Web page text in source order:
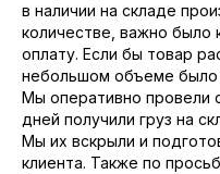
в наличии на складе
количестве, важно было
оплату. Если бы товар
небольшом объеме
Мы оперативно провели
дней получили груз на
Мы их вскрыли и
клиента. Также по